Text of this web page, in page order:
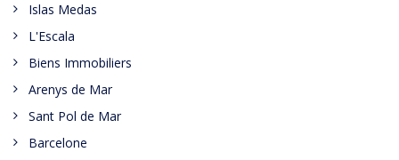
Islas Medas
L'Escala
Biens Immobiliers
Arenys de Mar
Sant Pol de Mar
Barcelone